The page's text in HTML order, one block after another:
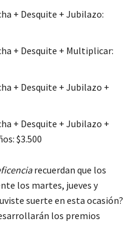
+ Desquite + Jubilazo:
+ Desquite + Multiplicar:
+ Desquite + Jubilazo +
+ Desquite + Jubilazo +
$3.500
recuerdan que los
los martes, jueves y
suerte en esta ocasión?
los premios